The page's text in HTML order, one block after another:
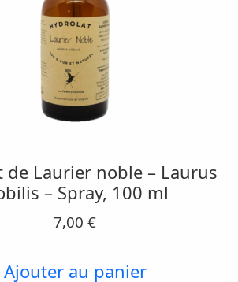
de Laurier noble – Laurus
– Spray, 100 ml
7,00€
Ajouter au panier